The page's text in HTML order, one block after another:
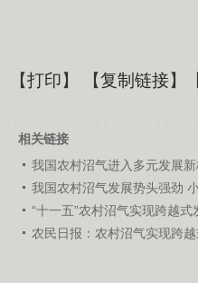
【打印】 【复制链接】
相关链接
我国农村沼气进入多元发展
我国农村沼气发展势头强劲
“十一五”农村沼气实现跨越式
农民日报：农村沼气实现跨